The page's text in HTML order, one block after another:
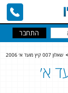
> שאלון 007 קיץ מועד א׳ 2006
א׳